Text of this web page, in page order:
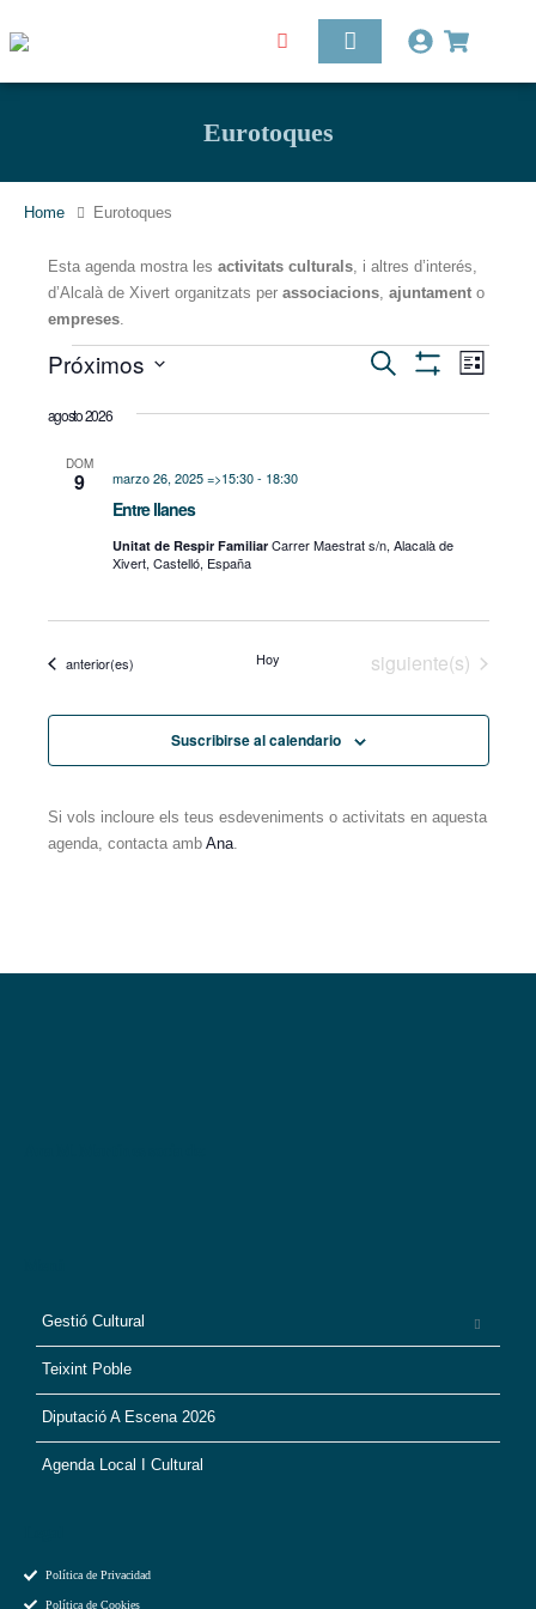
Eurotoques
Home Eurotoques
Esta agenda mostra les activitats culturals, i altres d’interés,
d’Alcalà de Xivert organitzats per associacions, ajuntamento
empreses.
Navegación
de
vistas
Eventos
Buscar
de
de
Lista
Próximos
fecha.
agosto 2026
DOM
9
Entre llanes
marzo 26, 2025 =>15:30- 18:30
Unitat de Respir Familiar Carrer Maestrat s/n, Alacalà de
Xivert, Castelló, España
Eventos
anterior(es) Hoy Eventos
siguiente(s)
Suscribirse al calendario
Si vols incloure els teus esdeveniments o activitats en aquesta
agenda, contacta amb Ana.
Gestió Cultural
Teixint Poble
Diputació A Escena 2026
Agenda Local I Cultural